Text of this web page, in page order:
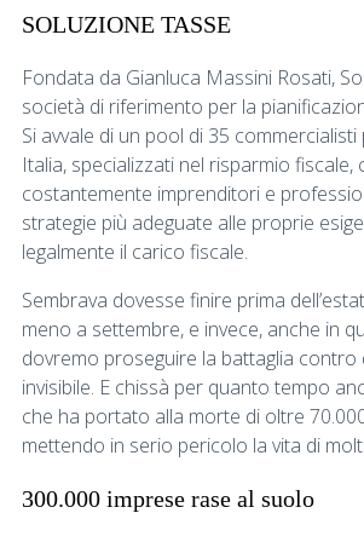
SOLUZIONE TASSE
Fondata da Gianluca Massini Rosati,
società di riferimento per la
Si avvale di un pool di 35
Italia, specializzati nel risparmio fiscale,
costantemente imprenditori e
strategie più adeguate alle proprie
legalmente il carico fiscale.
Sembrava dovesse finire prima
meno a settembre, e invece, anche in
dovremo proseguire la battaglia contro
invisibile. E chissà per quanto tempo
che ha portato alla morte di oltre
mettendo in serio pericolo la vita di
300.000 imprese rase al suolo